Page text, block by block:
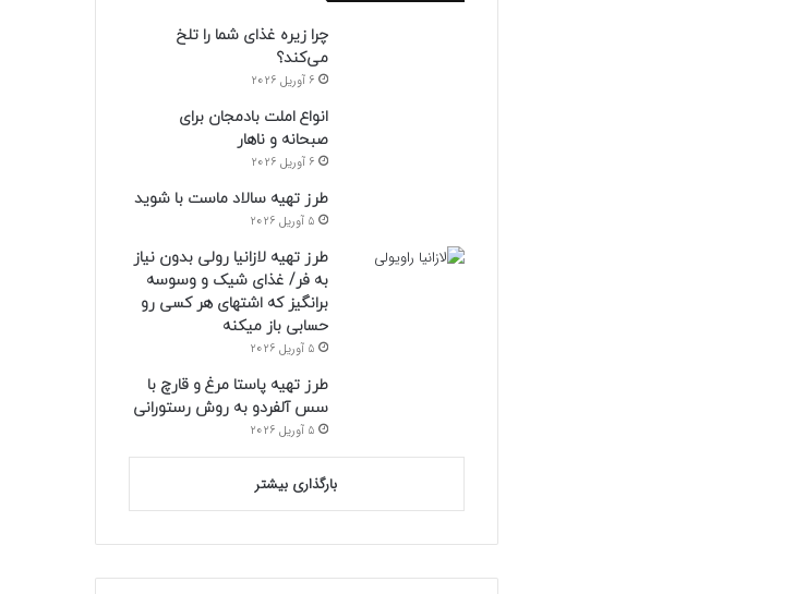
چرا زیره غذای شما را تلخ
می‌کند؟
6 آوریل 2026
انواع املت بادمجان برای
صبحانه و ناهار
6 آوریل 2026
طرز تهیه سالاد ماست با شوید
5 آوریل 2026
طرز تهیه لازانیا رولی بدون نیاز
به فر/ غذای شیک و وسوسه
برانگیز که اشتهای هر کسی رو
حسابی باز میکنه
5 آوریل 2026
طرز تهیه پاستا مرغ و قارچ با
سس آلفردو به روش رستورانی
5 آوریل 2026
بارگذاری بیشتر